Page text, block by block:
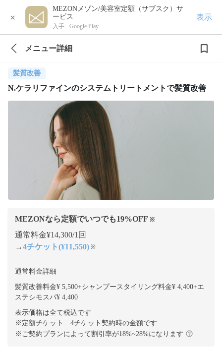
×
MEZONメゾン/美容室定額（サブスク）サ
ービス
入手 - Google Play
表示
メニュー詳細
髪質改善
N.ケラリファインのシステムトリートメントで髪質改善
MEZONなら定額でいつでも19%OFF ※
通常料金¥14,300/1回
→4チケット(¥11,550) ※
通常料金詳細
髪質改善料金¥ 5,500+シャンプースタイリング料金¥ 4,400+エ
ステシモスパ¥ 4,400
表示価格は全て税込です
※定額チケット 4チケット契約時の金額です
※ご契約プランによって割引率が18%~28%になります